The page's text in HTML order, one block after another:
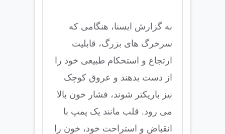
به گزارش ایسنا، هنگامی که
سرخرگ های بزرگ، قابلیت
ارتجاع و استحکام طبیعی خود را
از دست بدهند و عروق کوچک
نیز باریکتر شوند، فشار خون بالا
می رود. قلب مانند یک پمپ با
انقباض و استراحت خود، خون را